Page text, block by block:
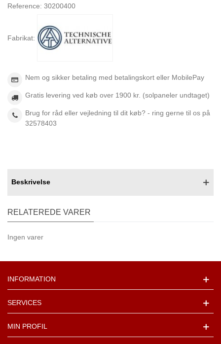
Reference: 30200400
Fabrikat:
Nem og sikker betaling med betalingskort eller MobilePay
Gratis levering ved køb over 1900 kr. (solpaneler undtaget)
Brug for råd eller vejledning til dit køb? - ring gerne til os på
32578403
Beskrivelse
RELATEREDE VARER
Ingen varer
INFORMATION
SERVICES
MIN PROFIL